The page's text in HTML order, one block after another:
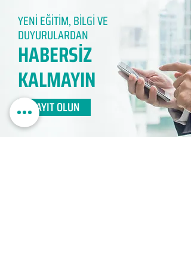
YENİ EĞİTİM, BİLGİ VE
DUYURULARDAN
HABERSİZ
KALMAYIN​
KAYIT OLUN